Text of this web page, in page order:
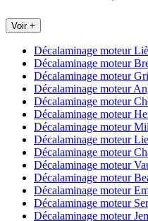
Voir +
Décalaminage moteur
Décalaminage moteur
Décalaminage moteur
Décalaminage moteur
Décalaminage moteur
Décalaminage moteur
Décalaminage moteur
Décalaminage moteur
Décalaminage moteur
Décalaminage moteur
Décalaminage moteur
Décalaminage moteur
Décalaminage moteur
Décalaminage moteur